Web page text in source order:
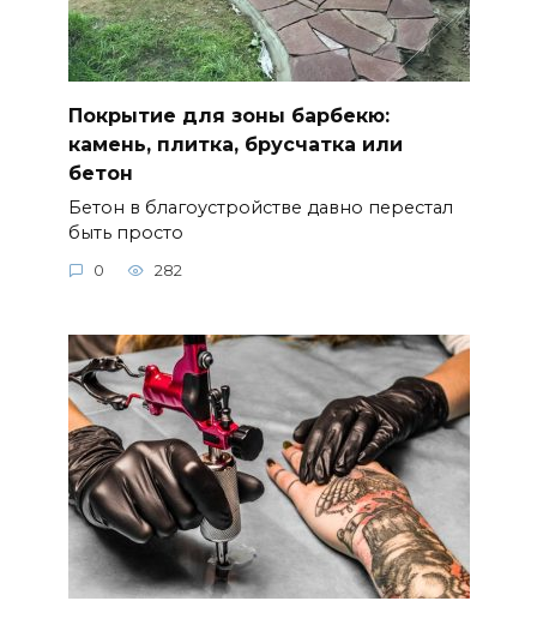
Покрытие для зоны барбекю:
камень, плитка, брусчатка или
бетон
Бетон в благоустройстве давно перестал
быть просто
0 282